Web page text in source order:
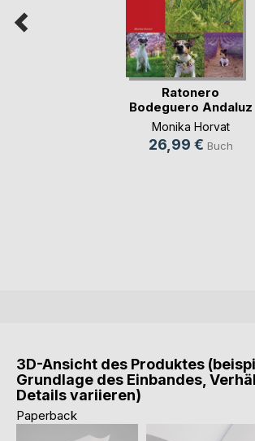
Ratonero
Bodeguero Andaluz
Monika Horvat
26,99 € Buch
3D-Ansicht des Produktes
Grundlage des Einbandes,
Details variieren)
Paperback